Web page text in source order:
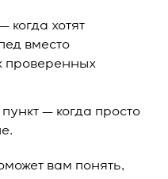
хотят
вместо
проверенных
— когда просто
вам понять,